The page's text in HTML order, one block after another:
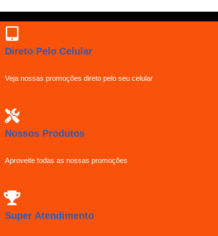
Direto Pelo Celular
Veja nossas promoções direto pelo seu celular
Nossos Produtos
Aproveite todas as nossas promoções
Super Atendimento